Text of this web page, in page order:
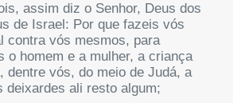
assim diz o Senhor, Deus dos
de Israel: Por que fazeis vós
contra vós mesmos, para
o homem e a mulher, a criança
dentre vós, do meio de Judá, a
deixardes ali resto algum;